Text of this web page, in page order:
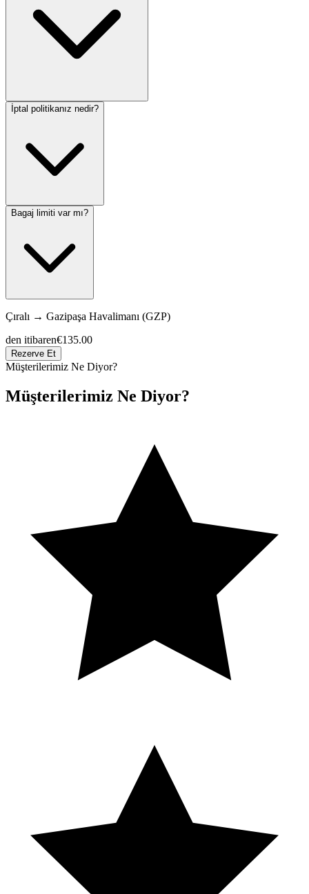
İptal politikanız nedir?
Bagaj limiti var mı?
Çıralı → Gazipaşa Havalimanı (GZP)
den itibaren€135.00
Rezerve Et
Müşterilerimiz Ne Diyor?
Müşterilerimiz Ne Diyor?